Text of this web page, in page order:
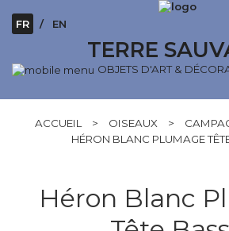
TERRE
OBJETS D'ART &
FR EN
ACCUEIL > OISEAUX >
HÉRON BLANC PLUMAGE
Héron Blanc